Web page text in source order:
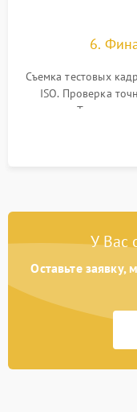
6.
Съемка тестовых
ISO. Проверка
мишени. Тест
вспышки,
У Вас
Оставьте